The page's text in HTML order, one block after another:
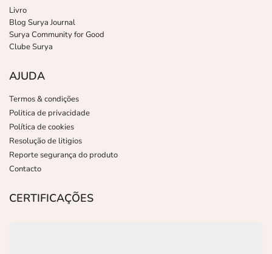
Livro
Blog Surya Journal
Surya Community for Good
Clube Surya
AJUDA
Termos & condições
Politica de privacidade
Política de cookies
Resolução de litigios
Reporte segurança do produto
Contacto
CERTIFICAÇÕES